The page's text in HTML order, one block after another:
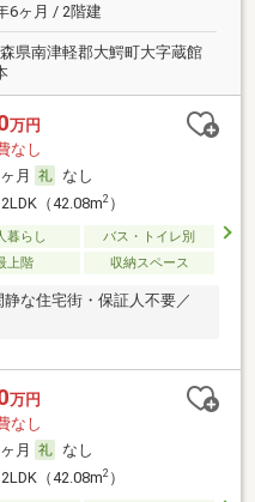
6ヶ月 / 2階建
県南津軽郡大鰐町大字蔵館
万円
なし
月
なし
（42.08m2）
暮らし
バス・トイレ別
上階 収納スペース
な住宅街・保証人不要／
万円
なし
月
なし
（42.08m2）